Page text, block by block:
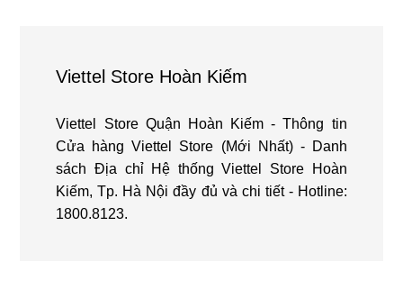
Viettel Store Hoàn Kiếm
Viettel Store Quận Hoàn Kiếm - Thông tin
Cửa hàng Viettel Store (Mới Nhất) - Danh
sách Địa chỉ Hệ thống Viettel Store Hoàn
Kiếm, Tp. Hà Nội đầy đủ và chi tiết - Hotline:
1800.8123.